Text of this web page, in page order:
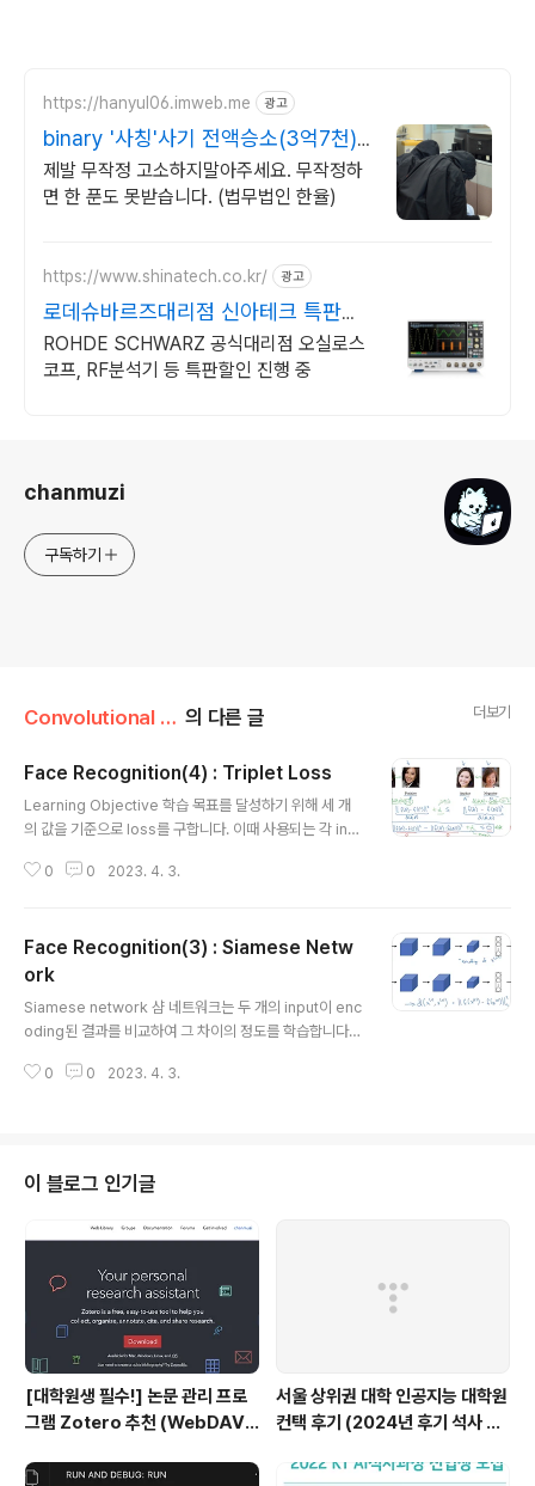
https://hanyul06.imweb.me 광고
binary '사칭'사기 전액승소(3억7천)
사례보유
제발 무작정 고소하지말아주세요. 무작정하
면 한 푼도 못받습니다. (법무법인 한율)
https://www.shinatech.co.kr/ 광고
로데슈바르즈대리점 신아테크 특판
44% 할인 프로모션중
ROHDE SCHWARZ 공식대리점 오실로스
코프, RF분석기 등 특판할인 진행 중
chanmuzi
구독하기
Convolutional Neural Networks/4주차 의 다른 글 더보기
Face Recognition(4) : Triplet Loss
Learning Objective 학습 목표를 달성하기 위해 세 개
의 값을 기준으로 loss를 구합니다. 이때 사용되는 각 inp
hor와 Positive는 동일한 인물에 대한 set, Negative는
0 0 2023. 4. 3.
Face Recognition(3) : Siamese Netw
ork
Siamese network 샴 네트워크는 두 개의 input이 enc
oding된 결과를 비교하여 그 차이의 정도를 학습합니다.
2)의 n2 norm을 구하게 됩니다. 즉, f(x1), f(x2) 차의 제
tput의 차는 훨씬 크겠죠. 물론 처음에는 그렇게 학습이 되
어있지 않겠지만 역전파를 통해 반복적으로 학습하는 과정
에서 동일한 사람과 다른 사람을 구분하는 방식으로 학습
될 것입니다. 출처: Coursera, Convolutional Neur..
0 0 2023. 4. 3.
이 블로그 인기글
[대학원생 필수!] 논문 관리 프로
그램 Zotero 추천 (WebDAV
리)
서울 상위권 대학 인공지능 대학원
컨택 후기 (2024년 후기 석사 지